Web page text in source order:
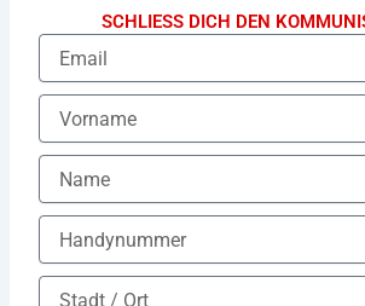
SCHLIESS DICH DEN